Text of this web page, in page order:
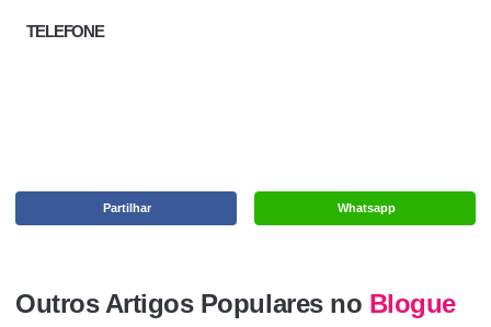
TELEFONE
Whatsapp
Partilhar
Outros Artigos Populares no Blogue